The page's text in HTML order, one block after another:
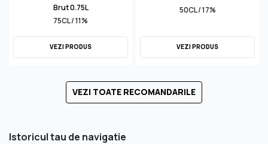
Brut 0.75L
75CL / 11%
VEZI PRODUS
50CL / 17%
VEZI PRODUS
VEZI TOATE RECOMANDARILE
Istoricul tau de navigatie